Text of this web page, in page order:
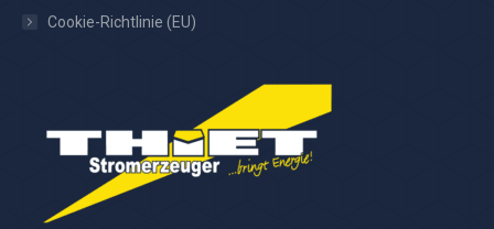
Cookie-Richtlinie (EU)